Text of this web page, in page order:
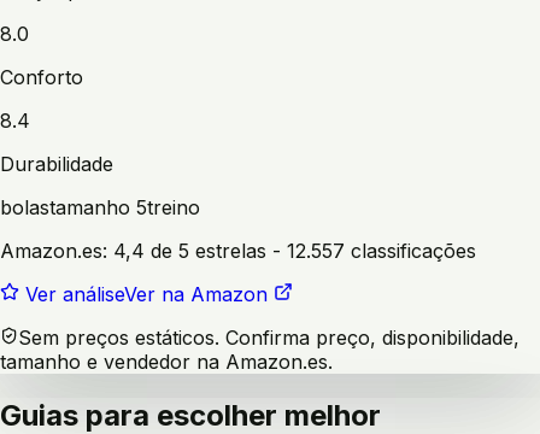
8.0
Conforto
8.4
Durabilidade
bolastamanho 5treino
Amazon.es: 4,4 de 5 estrelas - 12.557 classificações
Ver análiseVer na Amazon
Sem preços estáticos. Confirma preço, disponibilidade,
tamanho e vendedor na Amazon.es.
Guias para escolher melhor